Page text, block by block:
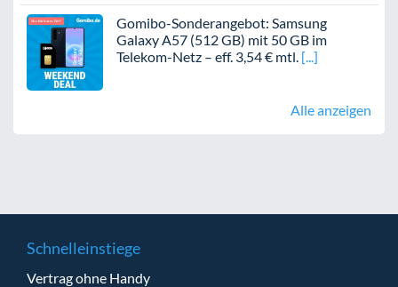
Gomibo-Sonderangebot: Samsung
Galaxy A57 (512 GB) mit 50 GB im
Telekom-Netz – eff. 3,54 € mtl.
Alle anzeigen
Schnelleinstiege
Vertrag ohne Handy